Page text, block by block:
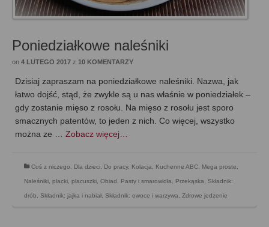
Poniedziałkowe naleśniki
on 4 LUTEGO 2017 z 10 KOMENTARZY
Dzisiaj zapraszam na poniedziałkowe naleśniki. Nazwa, jak
łatwo dojść, stąd, że zwykle są u nas właśnie w poniedziałek –
gdy zostanie mięso z rosołu. Na mięso z rosołu jest sporo
smacznych patentów, to jeden z nich. Co więcej, wszystko
można ze … Zobacz więcej…
Coś z niczego Dla dzieci Do pracy, Kolacja Kuchenne ABC Mega proste
Naleśniki, placki, placuszki Obiad Pasty i smarowidła Przekąska Składnik:
drób Składnik: jajka i nabiał Składnik: owoce i warzywa Zdrowe jedzenie